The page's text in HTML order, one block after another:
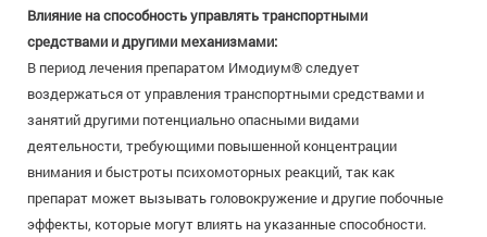
Влияние на способность управлять транспортными
средствами и другими механизмами:
В период лечения препаратом Имодиум® следует
воздержаться от управления транспортными средствами и
занятий другими потенциально опасными видами
деятельности, требующими повышенной концентрации
внимания и быстроты психомоторных реакций, так как
препарат может вызывать головокружение и другие побочные
эффекты, которые могут влиять на указанные способности.